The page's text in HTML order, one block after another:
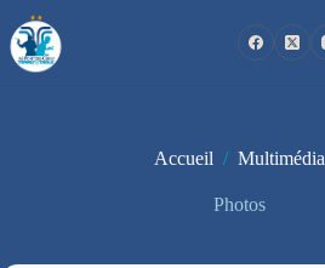
au
contenu
Accueil / Multimédia
Photos